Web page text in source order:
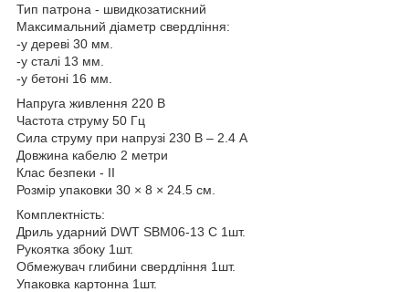
Тип патрона - швидкозатискний
Максимальний діаметр свердління:
-у дереві 30 мм.
-у сталі 13 мм.
-у бетоні 16 мм.
Напруга живлення 220 В
Частота струму 50 Гц
Сила струму при напрузі 230 В – 2.4 А
Довжина кабелю 2 метри
Клас безпеки - II
Розмір упаковки 30 × 8 × 24.5 см.
Комплектність:
Дриль ударний DWT SBM06-13 C 1шт.
Рукоятка збоку 1шт.
Обмежувач глибини свердління 1шт.
Упаковка картонна 1шт.